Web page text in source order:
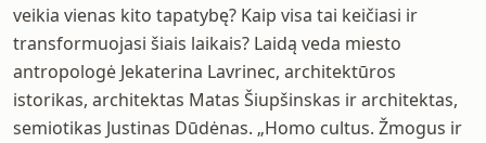
veikia vienas kito tapatybę? Kaip visa tai keičiasi ir
transformuojasi šiais laikais? Laidą veda miesto
antropologė Jekaterina Lavrinec, architektūros
istorikas, architektas Matas Šiupšinskas ir architektas,
semiotikas Justinas Dūdėnas. „Homo cultus. Žmogus ir